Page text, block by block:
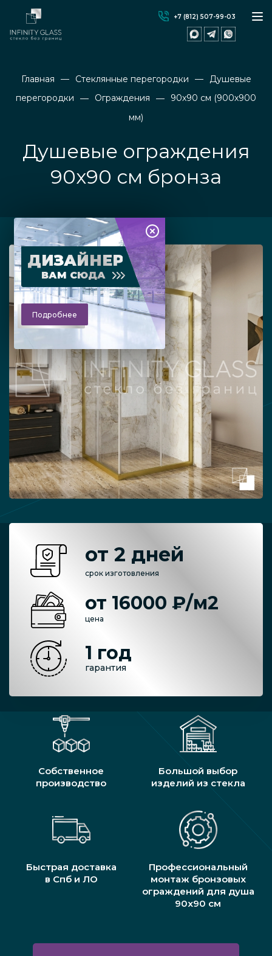
+7 (812) 507-99-03
Главная Стеклянные перегородки
Душевые
перегородки
Ограждения
90x90 см (900х900
мм)
Душевые ограждения
90х90 см бронза
ДИЗАЙНЕР
ВАМ СЮДА
Подробнее
от 2 дней
срок изготовления
от 16000 ₽/м2
цена
1 год
гарантия
Собственное
производство
Большой выбор
изделий из стекла
Быстрая доставка
в Спб и ЛО
Профессиональный
монтаж бронзовых
ограждений для душа
90х90 см